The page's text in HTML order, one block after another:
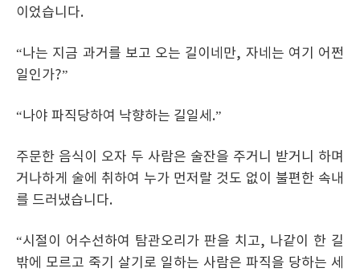
이었습니다.
“나는 지금 과거를 보고 오는 길이네만, 자네는 여기 어쩐
일인가?”
“나야 파직당하여 낙향하는 길일세.”
주문한 음식이 오자 두 사람은 술잔을 주거니 받거니 하며
거나하게 술에 취하여 누가 먼저랄 것도 없이 불편한 속내
를 드러냈습니다.
“시절이 어수선하여 탐관오리가 판을 치고, 나같이 한 길
밖에 모르고 죽기 살기로 일하는 사람은 파직을 당하는 세